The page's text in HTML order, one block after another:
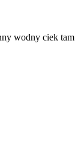
wodny ciek tam